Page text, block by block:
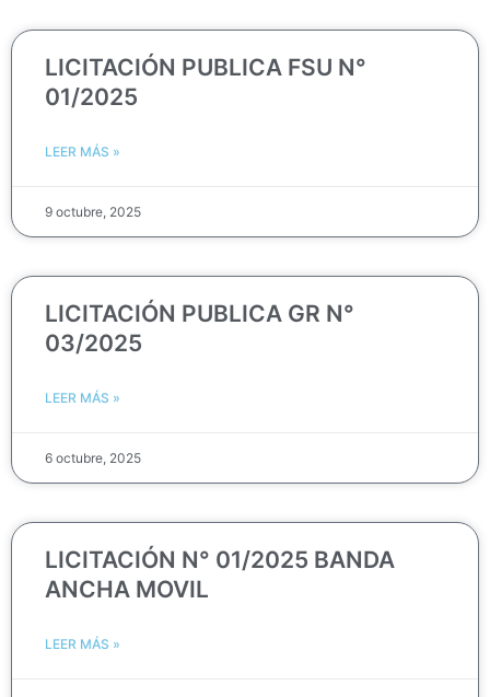
LICITACIÓN PUBLICA FSU N°
01/2025
LEER MÁS »
9 octubre, 2025
LICITACIÓN PUBLICA GR N°
03/2025
LEER MÁS »
6 octubre, 2025
LICITACIÓN N° 01/2025 BANDA
ANCHA MOVIL
LEER MÁS »